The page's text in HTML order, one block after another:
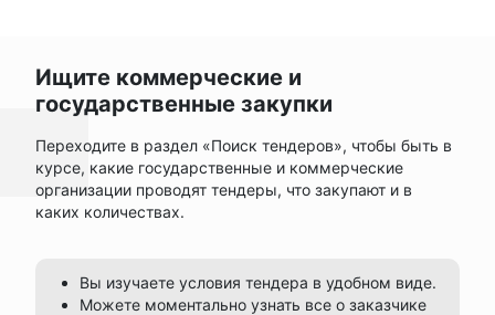
Ищите коммерческие и
государственные закупки
Переходите в раздел «Поиск тендеров», чтобы быть в
курсе, какие государственные и коммерческие
организации проводят тендеры, что закупают и в
каких количествах.
Вы изучаете условия тендера в удобном виде.
Можете моментально узнать все о заказчике